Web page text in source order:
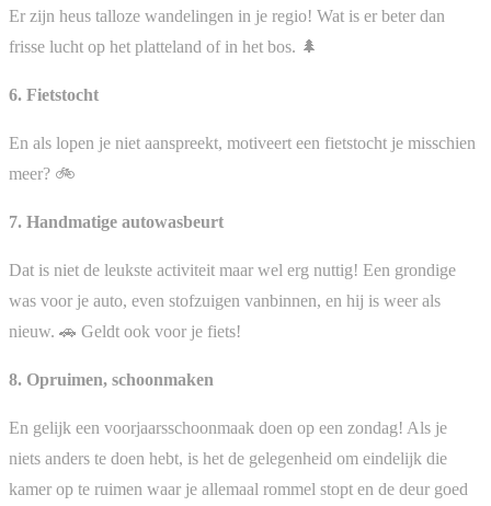
Er zijn heus talloze wandelingen in je regio! Wat is er beter dan
frisse lucht op het platteland of in het bos. 🌲
6. Fietstocht
En als lopen je niet aanspreekt, motiveert een fietstocht je misschien
meer? 🚲
7. Handmatige autowasbeurt
Dat is niet de leukste activiteit maar wel erg nuttig! Een grondige
was voor je auto, even stofzuigen vanbinnen, en hij is weer als
nieuw. 🚗 Geldt ook voor je fiets!
8. Opruimen, schoonmaken
En gelijk een voorjaarsschoonmaak doen op een zondag! Als je
niets anders te doen hebt, is het de gelegenheid om eindelijk die
kamer op te ruimen waar je allemaal rommel stopt en de deur goed